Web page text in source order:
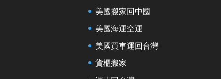
美國搬家回中國
美國海運空運
美國買車運回台灣
貨櫃搬家